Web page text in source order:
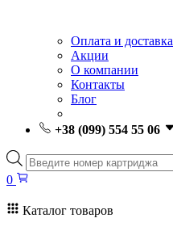
Оплата и доставка
Акции
О компании
Контакты
Блог
+38 (099) 554 55 06
Поиск
товаров
0
Каталог товаров